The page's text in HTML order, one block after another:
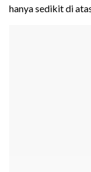
hanya sedikit di